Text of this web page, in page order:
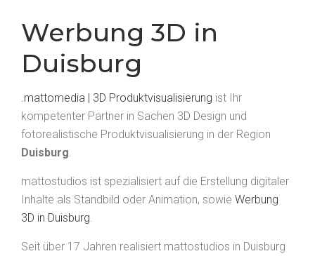
Werbung 3D in
Duisburg
.mattomedia | 3D Produktvisualisierung ist Ihr
kompetenter Partner in Sachen 3D Design und
fotorealistische Produktvisualisierung in der Region
Duisburg.
mattostudios ist spezialisiert auf die Erstellung digitaler
Inhalte als Standbild oder Animation, sowie Werbung
3D in Duisburg.
Seit über 17 Jahren realisiert mattostudios in Duisburg